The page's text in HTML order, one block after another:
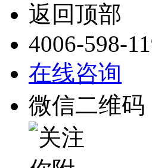
返回顶部
4006-598-
在线咨询
微信二维码